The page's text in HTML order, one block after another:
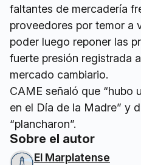
faltantes de mercadería
proveedores por temor a
poder luego reponer las
fuerte presión registrada
mercado cambiario.
CAME señaló que “hubo
en el Día de la Madre” y
“plancharon”.
Sobre el autor
El Marplatense